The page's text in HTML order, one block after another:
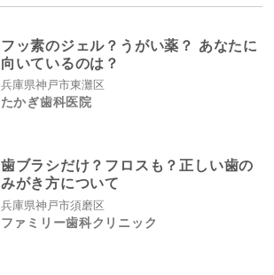
フッ素のジェル？うがい薬？ あなたに
向いているのは？
兵庫県神戸市東灘区
たかぎ歯科医院
歯ブラシだけ？フロスも？正しい歯の
みがき方について
兵庫県神戸市須磨区
ファミリー歯科クリニック